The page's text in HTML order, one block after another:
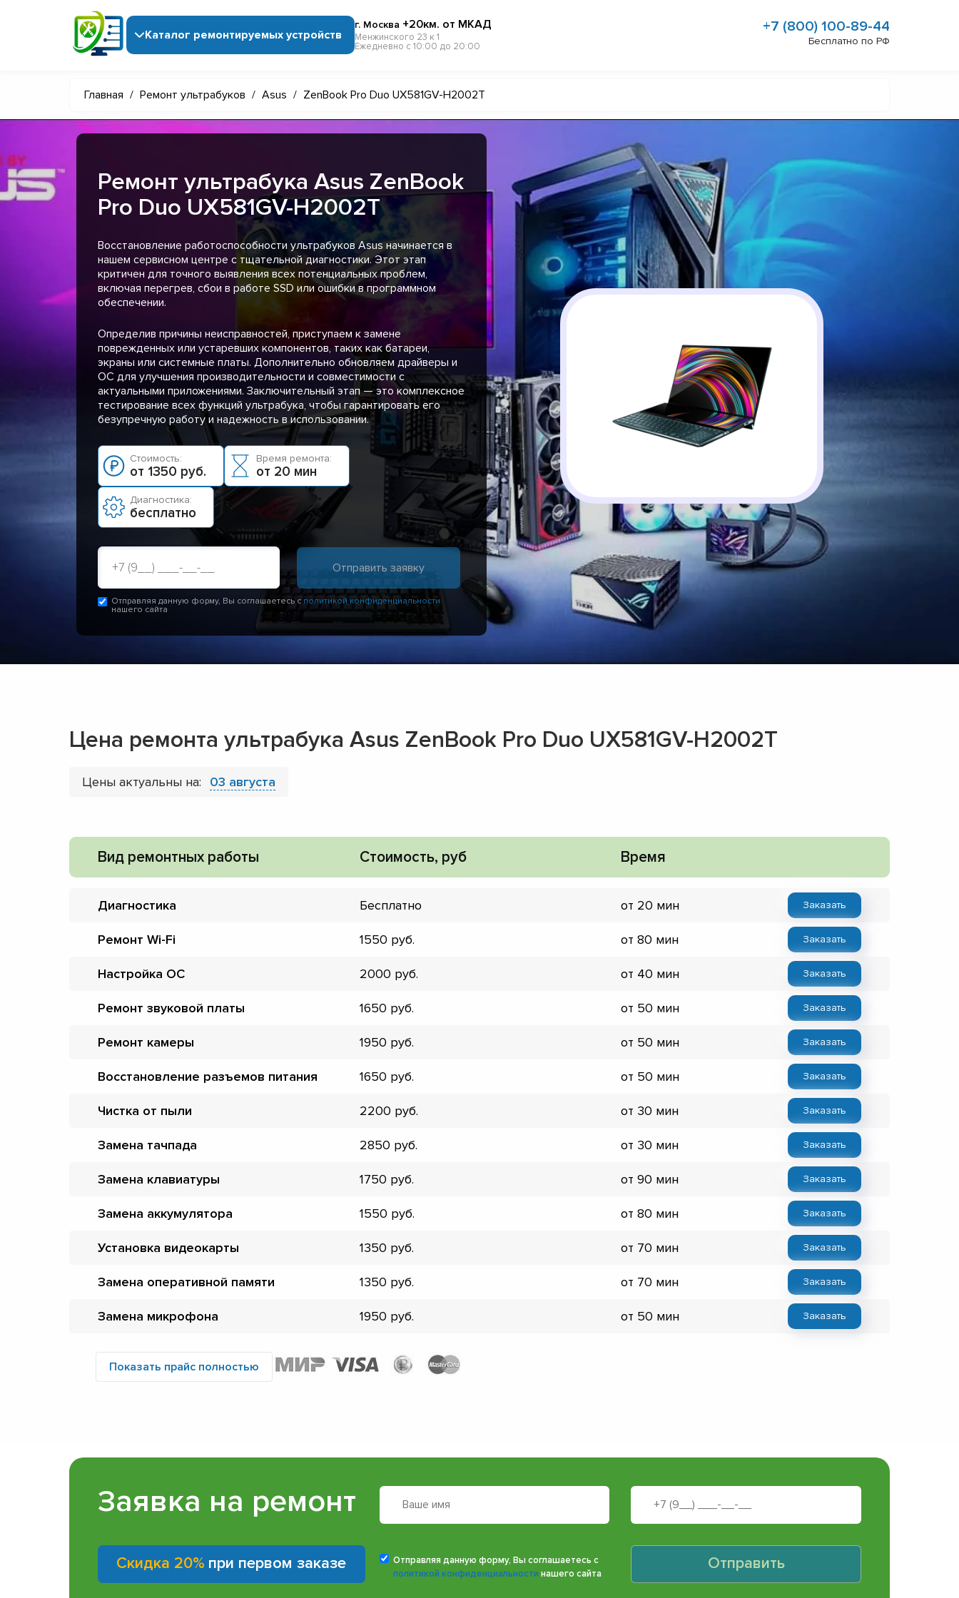
Каталог ремонтируемых устройств
г. Москва +20км. от МКАД
Менжинского 23 к 1
Ежедневно с 10:00 до 20:00
+7 (800) 100-89-44
Бесплатно по РФ
Главная / Ремонт ультрабуков / Asus / ZenBook Pro Duo UX581GV-H2002T
Ремонт ультрабука Asus ZenBook
Pro Duo UX581GV-H2002T
Восстановление работоспособности ультрабуков Asus начинается в
нашем сервисном центре с тщательной диагностики. Этот этап
критичен для точного выявления всех потенциальных проблем,
включая перегрев, сбои в работе SSD или ошибки в программном
обеспечении.
Определив причины неисправностей, приступаем к замене
поврежденных или устаревших компонентов, таких как батареи,
экраны или системные платы. Дополнительно обновляем драйверы и
ОС для улучшения производительности и совместимости с
актуальными приложениями. Заключительный этап — это комплексное
тестирование всех функций ультрабука, чтобы гарантировать его
безупречную работу и надежность в использовании.
Стоимость:
от 1350 руб.
Время ремонта:
от 20 мин
Диагностика:
бесплатно
Отправляя данную форму, Вы соглашаетесь с политикой конфиденциальности
нашего сайта
Цена ремонта ультрабука Asus ZenBook Pro Duo UX581GV-H2002T
Цены актуальны на: 03 августа
Вид ремонтных работы Стоимость, руб Время
Диагностика Бесплатно от 20 мин Заказать
Ремонт Wi-Fi 1550 от 80 мин Заказать
Настройка ОС 2000 от 40 мин Заказать
Ремонт звуковой платы 1650 от 50 мин Заказать
Ремонт камеры 1950 от 50 мин Заказать
Восстановление разъемов питания 1650 от 50 мин Заказать
Чистка от пыли 2200 от 30 мин Заказать
Замена тачпада 2850 от 30 мин Заказать
Замена клавиатуры 1750 от 90 мин Заказать
Замена аккумулятора 1550 от 80 мин Заказать
Установка видеокарты 1350 от 70 мин Заказать
Замена оперативной памяти 1350 от 70 мин Заказать
Замена микрофона 1950 от 50 мин Заказать
Показать прайс полностью
Заявка на ремонт
Скидка 20% при первом заказе
Отправляя данную форму, Вы соглашаетесь с
политикой конфиденциальности нашего сайта
Отправить